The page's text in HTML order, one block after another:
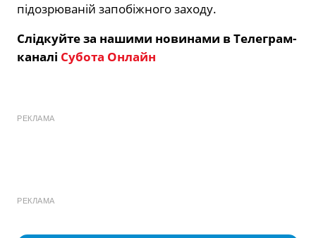
підозрюваній запобіжного заходу.
Слідкуйте за нашими новинами в Телеграм-
каналі Субота Онлайн
РЕКЛАМА
РЕКЛАМА